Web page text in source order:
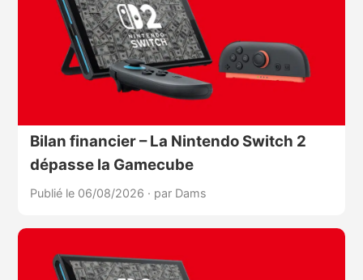
Bilan financier – La Nintendo Switch 2
dépasse la Gamecube
Publié le 06/08/2026 · par Dams